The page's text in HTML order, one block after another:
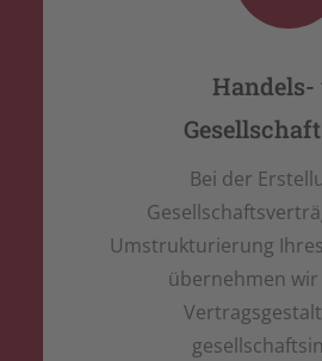
Handels-
Bei der
Umstrukturierung
übernehmen